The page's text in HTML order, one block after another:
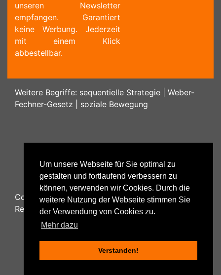
Um unsere Webseite für Sie optimal zu
gestalten und fortlaufend verbessern zu
können, verwenden wir Cookies. Durch die
weitere Nutzung der Webseite stimmen Sie
der Verwendung von Cookies zu.
Mehr dazu
Verstanden!
unseren Newsletter
empfangen. Garantiert
keine Werbung. Jederzeit
mit einem Klick
abbestellbar.
Weitere Begriffe: sequentielle Strategie
Weber-
Fechner-Gesetz
soziale Bewegung
Copyright © 2026Psychology48.com - All Rights
Reserved.
Datenschutzhinweise